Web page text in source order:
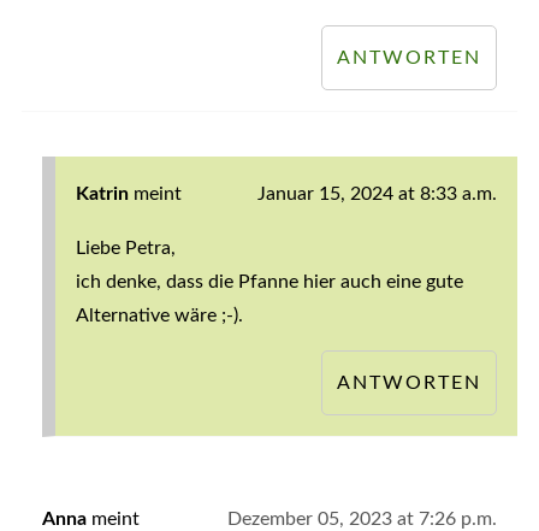
ANTWORTEN
Katrin meint Januar 15, 2024 at 8:33 a.m.
Liebe Petra,
ich denke, dass die Pfanne hier auch eine gute
Alternative wäre ;-).
ANTWORTEN
Anna meint Dezember 05, 2023 at 7:26 p.m.